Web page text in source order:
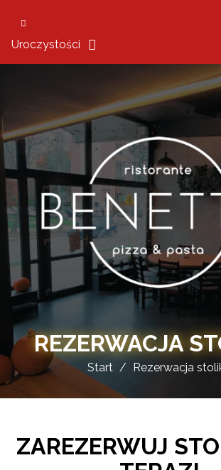
Uroczystości
REZERWACJA
Start Rezerwacja
ZAREZERWUJ